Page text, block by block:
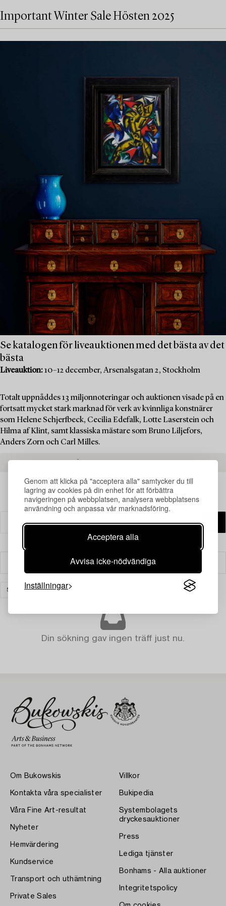
Genom att klicka på "acceptera alla" samtycker du till
lagring av cookies på din enhet för att förbättra
navigeringen på webbplatsen, analysera webbplatsens
användning och anpassa vår marknadsföring.
Acceptera alla
Avvisa icke-nödvändiga
Inställningar
Important Winter Sale Hösten 2025
Se katalogen för liveauktionen med det bästa av det
bästa
Liveauktion:10–12 december, Arsenalsgatan 2, Stockholm
Totalt uppnåddes 13 miljonnoteringar och auktionen visade på en
fortsatt mycket stark marknad för verk av kvinnliga konstnärer
som Helene Schjerfbeck, Cecilia Edefalk, Lotte Laserstein och
Hilma af Klint, samt klassiska mästare som Bruno Liljefors,
Anders Zorn och Carl Milles.
Filter
SMYCKEN RENSA ALLA
Din sökning gav ingen träff just nu.
Om Bukowskis
Kontakta våra specialister
Våra Fine Art-resultat
Nyheter
Hemvärdering
Kundservice
Transport och uthämtning
Private Sales
Villkor
Bukipedia
Systembolagets
dryckesauktioner
Press
Lediga tjänster
Bonhams - Alla auktioner
Integritetspolicy